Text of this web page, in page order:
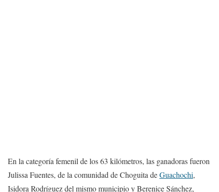
En la categoría femenil de los 63 kilómetros, las ganadoras fueron
Julissa Fuentes, de la comunidad de Choguita deGuachochi,
Isidora Rodríguez del mismo municipio y Berenice Sánchez,